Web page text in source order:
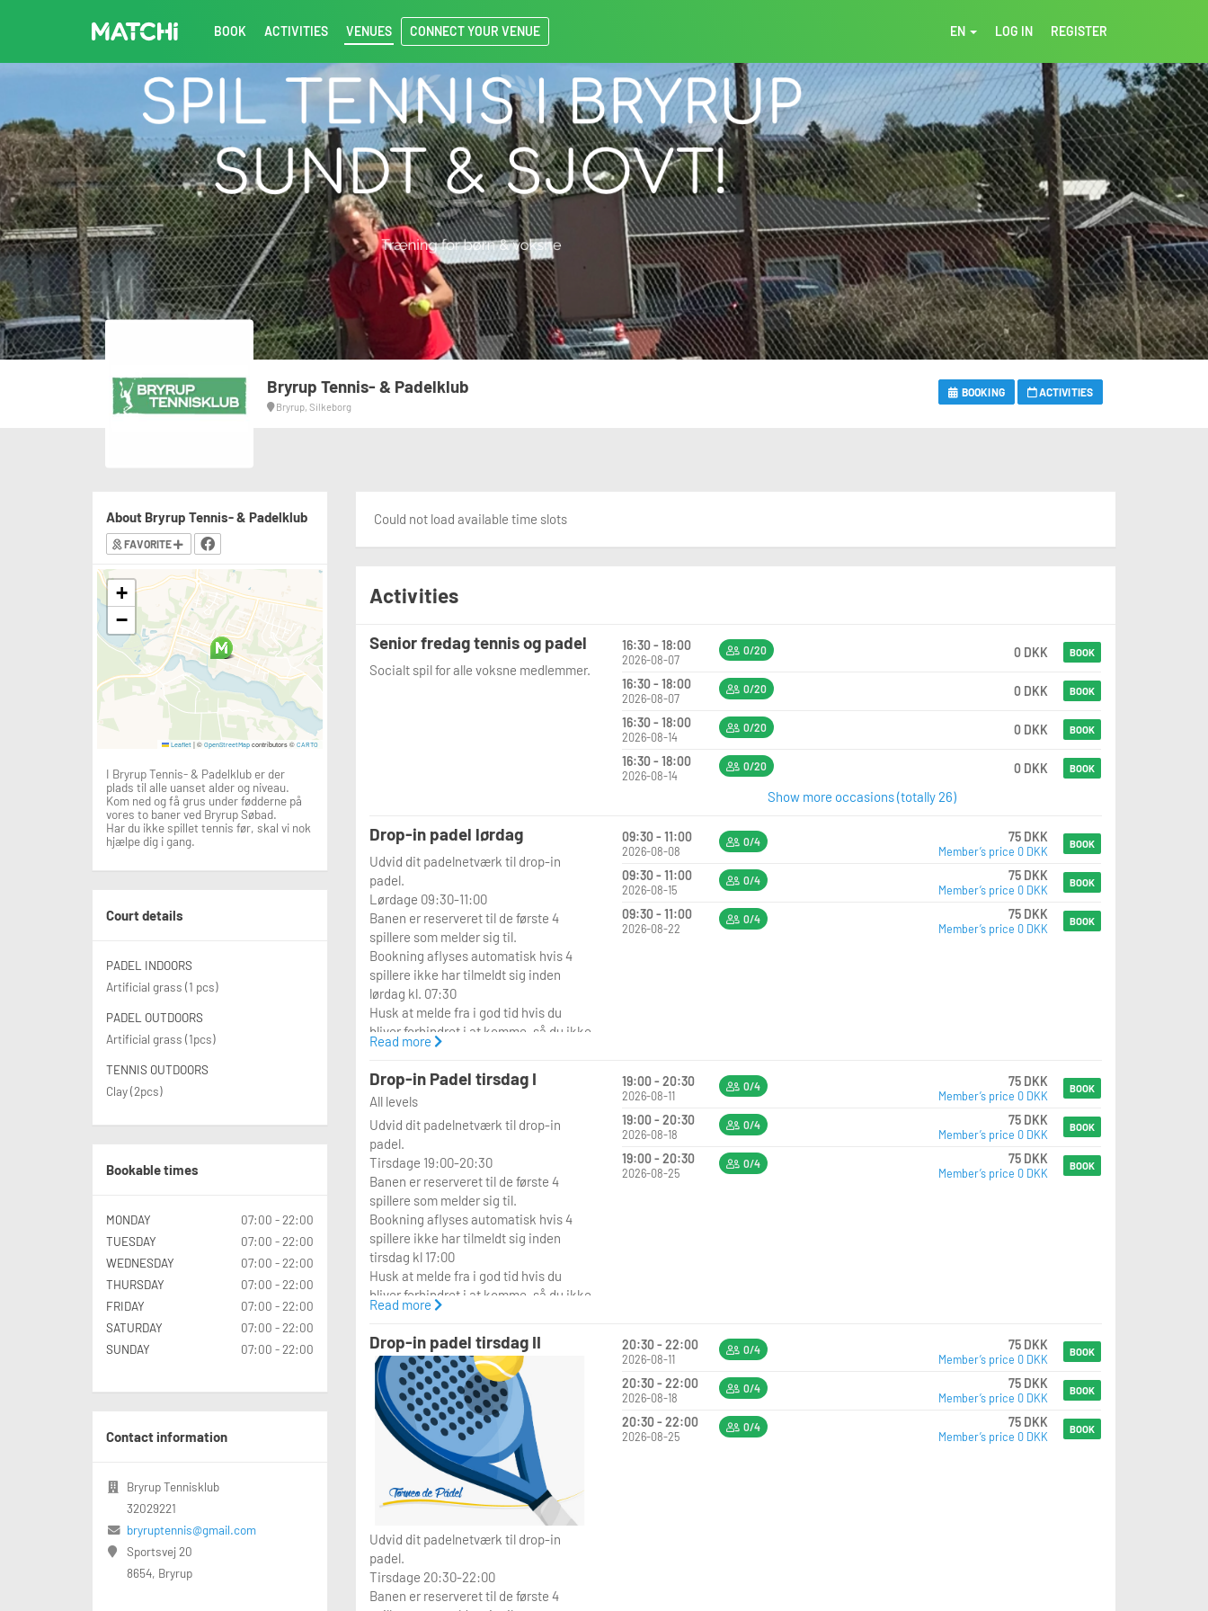
BOOK ACTIVITIES VENUES CONNECT YOUR VENUE EN LOG IN REGISTER
Bryrup Tennis- & Padelklub
Bryrup, Silkeborg
BOOKING ACTIVITIES
Could not load available time slots
Activities
Senior fredag tennis og padel
Socialt spil for alle voksne medlemmer.
16:30 - 18:00
2026-08-07
0/20 0 DKK BOOK
16:30 - 18:00
2026-08-07
0/20 0 DKK BOOK
16:30 - 18:00
2026-08-14
0/20 0 DKK BOOK
16:30 - 18:00
2026-08-14
0/20 0 DKK BOOK
Show more occasions (totally 26)
Drop-in padel lørdag
Udvid dit padelnetværk til drop-in
padel.
Lørdage 09:30-11:00
Banen er reserveret til de første 4
spillere som melder sig til.
Bookning aflyses automatisk hvis 4
spillere ikke har tilmeldt sig inden
lørdag kl. 07:30
Husk at melde fra i god tid hvis du
bliver forhindret i at komme, så du ikke
efterlader de tre andre i stikken.
Read more
09:30 - 11:00
2026-08-08
0/4 75 DKK
Member’s price 0 DKK
BOOK
09:30 - 11:00
2026-08-15
0/4 75 DKK
Member’s price 0 DKK
BOOK
09:30 - 11:00
2026-08-22
0/4 75 DKK
Member’s price 0 DKK
BOOK
Drop-in Padel tirsdag I
All levels
Udvid dit padelnetværk til drop-in
padel.
Tirsdage 19:00-20:30
Banen er reserveret til de første 4
spillere som melder sig til.
Bookning aflyses automatisk hvis 4
spillere ikke har tilmeldt sig inden
tirsdag kl 17:00
Husk at melde fra i god tid hvis du
bliver forhindret i at komme, så du ikke
efterlader de tre andre i stikken.
Read more
19:00 - 20:30
2026-08-11
0/4 75 DKK
Member’s price 0 DKK
BOOK
19:00 - 20:30
2026-08-18
0/4 75 DKK
Member’s price 0 DKK
BOOK
19:00 - 20:30
2026-08-25
0/4 75 DKK
Member’s price 0 DKK
BOOK
Drop-in padel tirsdag II
Udvid dit padelnetværk til drop-in
padel.
Tirsdage 20:30-22:00
Banen er reserveret til de første 4
20:30 - 22:00
2026-08-11
0/4 75 DKK
Member’s price 0 DKK
BOOK
20:30 - 22:00
2026-08-18
0/4 75 DKK
Member’s price 0 DKK
BOOK
20:30 - 22:00
2026-08-25
0/4 75 DKK
Member’s price 0 DKK
BOOK
About Bryrup Tennis- & Padelklub
FAVORITE
+
−
Leaflet |© OpenStreetMapcontributors © CARTO
I Bryrup Tennis- & Padelklub er der
plads til alle uanset alder og niveau.
Kom ned og få grus under fødderne på
vores to baner ved Bryrup Søbad.
Har du ikke spillet tennis før, skal vi nok
hjælpe dig i gang.
Court details
PADEL INDOORS
Artificial grass (1 pcs)
PADEL OUTDOORS
Artificial grass (1pcs)
TENNIS OUTDOORS
Clay (2pcs)
Bookable times
MONDAY
07:00 - 22:00
TUESDAY
07:00 - 22:00
WEDNESDAY
07:00 - 22:00
THURSDAY
07:00 - 22:00
FRIDAY
07:00 - 22:00
SATURDAY
07:00 - 22:00
SUNDAY
07:00 - 22:00
Contact information
Bryrup Tennisklub
32029221
bryruptennis@gmail.com
Sportsvej 20
8654, Bryrup